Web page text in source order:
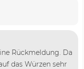
Rückmeldung. Da
das Würzen sehr